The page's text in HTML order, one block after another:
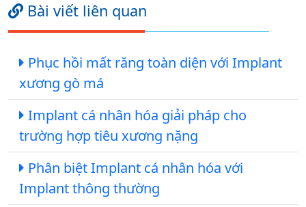
Bài viết liên quan
Phục hồi mất răng toàn diện với Implant
xương gò má
Implant cá nhân hóa giải pháp cho
trường hợp tiêu xương nặng
Phân biệt Implant cá nhân hóa với
Implant thông thường